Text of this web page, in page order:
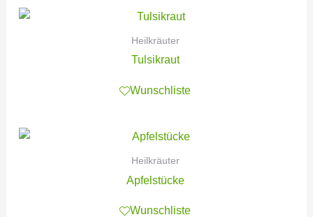
Heilkräuter
Tulsikraut
Wunschliste
Heilkräuter
Apfelstücke
Wunschliste